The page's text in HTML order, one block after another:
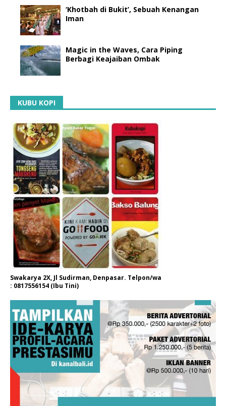
‘Khotbah di Bukit’, Sebuah Kenangan
Iman
Magic in the Waves, Cara Piping
Berbagi Keajaiban Ombak
KUBU KOPI
Swakarya 2X, Jl Sudirman, Denpasar. Telpon/wa
: 0817556154 (Ibu Tini)